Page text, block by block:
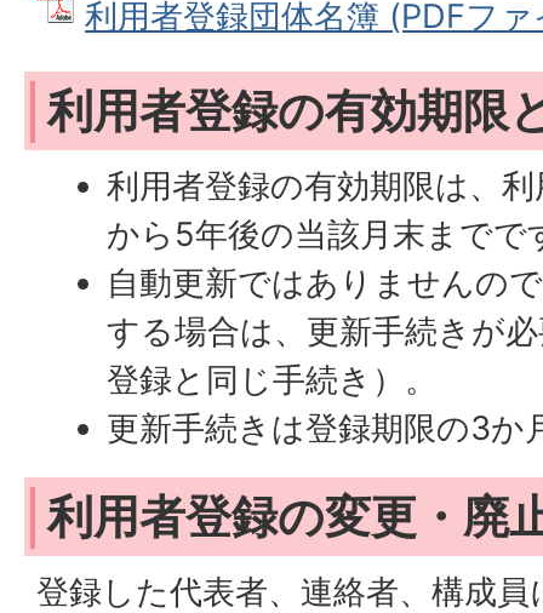
利用者登録団体名簿 (PDFフ
利用者登録の有効期限
利用者登録の有効期限は、
から5年後の当該月末までで
自動更新ではありませんの
する場合は、更新手続きが
登録と同じ手続き）。
更新手続きは登録期限の3か
利用者登録の変更・廃
登録した代表者、連絡者、構成